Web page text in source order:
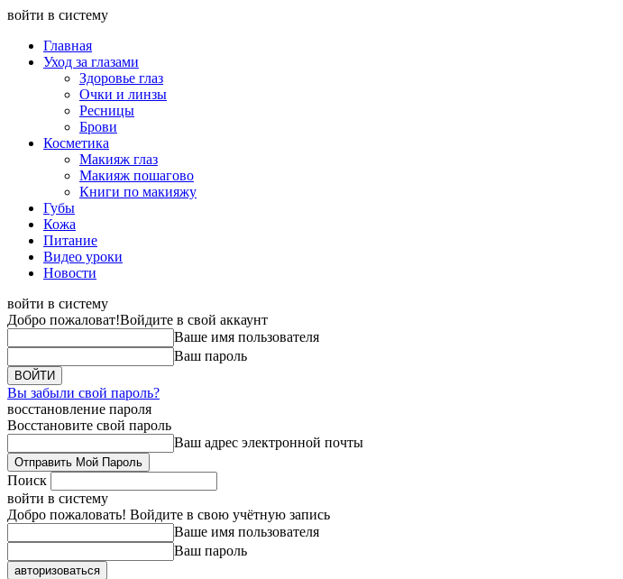
войти в систему
Главная
Уход за глазами
Здоровье глаз
Очки и линзы
Ресницы
Брови
Косметика
Макияж глаз
Макияж пошагово
Книги по макияжу
Губы
Кожа
Питание
Видео уроки
Новости
войти в систему
Добро пожаловат!Войдите в свой аккаунт
Ваше имя пользователя
Ваш пароль
Вы забыли свой пароль?
восстановление пароля
Восстановите свой пароль
Ваш адрес электронной почты
Поиск
войти в систему
Добро пожаловать! Войдите в свою учётную запись
Ваше имя пользователя
Ваш пароль